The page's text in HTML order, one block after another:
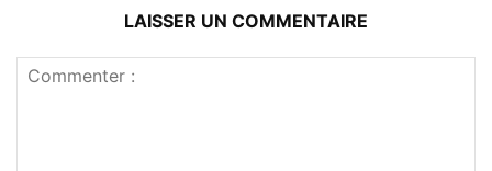
LAISSER UN COMMENTAIRE